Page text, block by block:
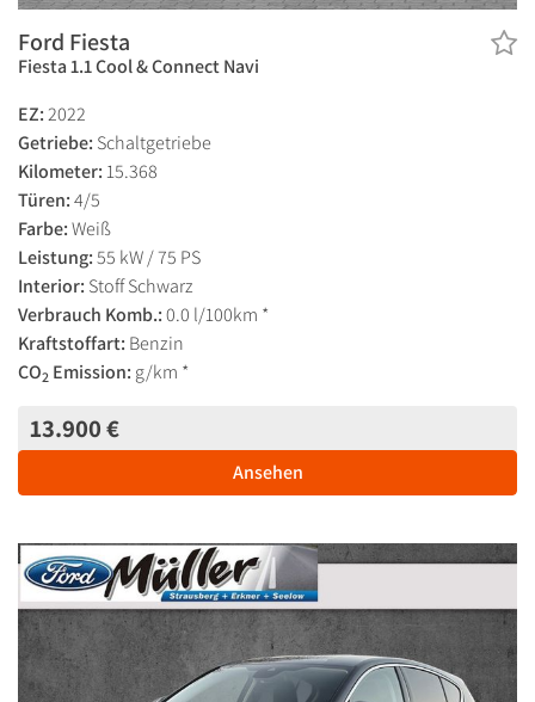
Ford Fiesta
Fiesta 1.1 Cool & Connect Navi
EZ:2022
Getriebe: Schaltgetriebe
Kilometer: 15.368
Türen:4/5
Farbe:Weiß
Leistung:55 kW / 75 PS
Interior: Stoff Schwarz
Verbrauch Komb.:0.0 l/100km *
Kraftstoffart: Benzin
CO2 Emission: g/km *
13.900 €
Ansehen